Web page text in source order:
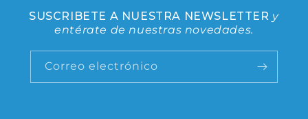
SUSCRIBETE A NUESTRA NEWSLETTER y
entérate de nuestras novedades.
Correo electrónico